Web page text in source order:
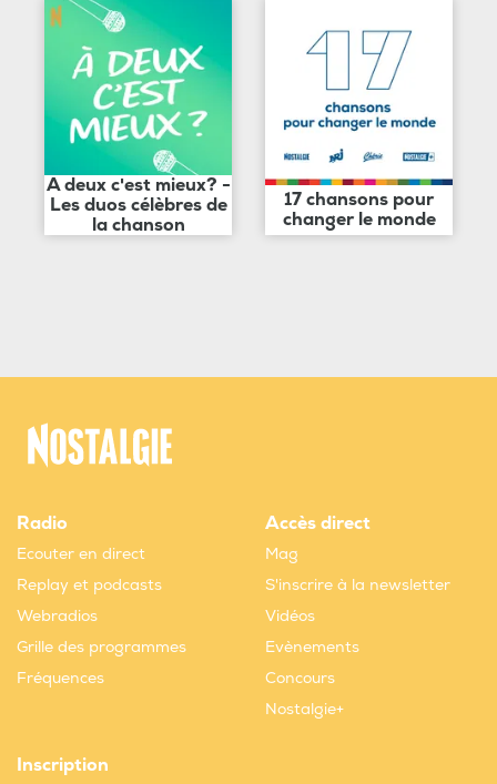
A deux c'est mieux? -
Les duos célèbres de
la chanson
17 chansons pour
changer le monde
Radio
Ecouter en direct
Replay et podcasts
Webradios
Grille des programmes
Fréquences
Accès direct
Mag
S'inscrire à la newsletter
Vidéos
Evènements
Concours
Nostalgie+
Inscription